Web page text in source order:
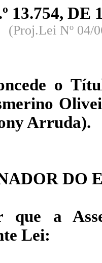
13.754, DE
(Proj.Lei Nº 04/
o
Arruda).
DO
que a
Lei: